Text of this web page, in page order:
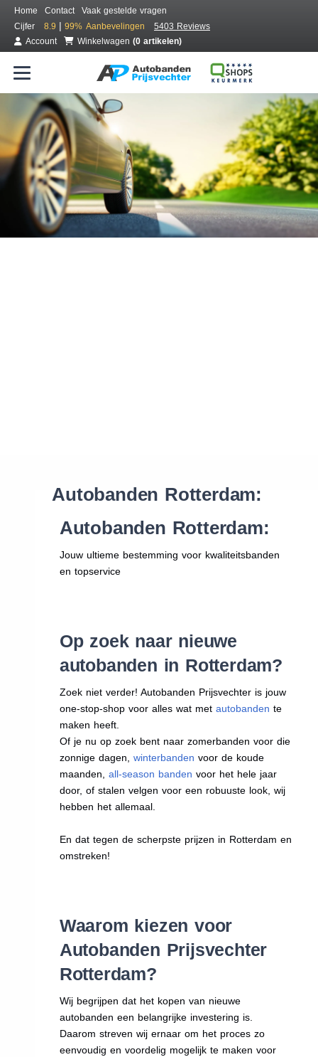
Home Contact
Vaak gestelde vragen
Cijfer
8.9 | 99% Aanbevelingen
5403 Reviews
Account
Winkelwagen (0 artikelen)
Bestel voordelig banden online
Gratis bezorgd of montage bij jou in de buurt
Seizoen:
Merken:
Autobanden Rotterdam:
Autobanden Rotterdam:
Jouw ultieme bestemming voor kwaliteitsbanden
en topservice
Op zoek naar nieuwe
autobanden in Rotterdam?
Zoek niet verder! Autobanden Prijsvechter is jouw
one-stop-shop voor alles wat met autobanden te
maken heeft.
Of je nu op zoek bent naar zomerbanden voor die
zonnige dagen, winterbanden voor de koude
maanden, all-season banden voor het hele jaar
door, of stalen velgen voor een robuuste look, wij
hebben het allemaal.
En dat tegen de scherpste prijzen in Rotterdam en
omstreken!
Waarom kiezen voor
Autobanden Prijsvechter
Rotterdam?
Wij begrijpen dat het kopen van nieuwe
autobanden een belangrijke investering is.
Daarom streven wij ernaar om het proces zo
eenvoudig en voordelig mogelijk te maken voor